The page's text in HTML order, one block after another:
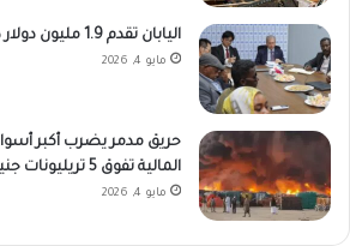
اليابان تقدم 1.9 مليون دولار دعمًا للسودان
مايو 4, 2026
حريق مدمر يضرب أكبر
المالية تفوق 5 تريليونات جنيه
مايو 4, 2026